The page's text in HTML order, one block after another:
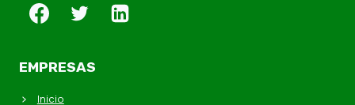
EMPRESAS
Inicio